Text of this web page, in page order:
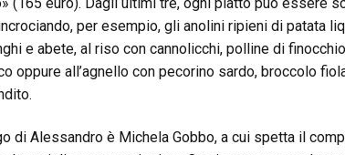
per esempio, gli anolini ripieni di patata
e abete, al riso con cannolicchi, polline di
oppure all’agnello con pecorino sardo, broccolo
di Alessandro è Michela Gobbo, a cui spetta il